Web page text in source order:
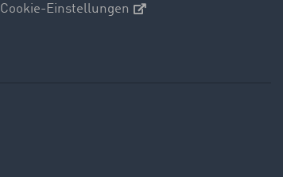
Cookie-Einstellungen